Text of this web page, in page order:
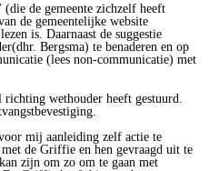
de gemeente zichzelf heeft
de gemeentelijke website
is. Daarnaast de suggestie
Bergsma) te benaderen en op
(lees non-communicatie) met
wethouder heeft gestuurd.
mij aanleiding zelf actie te
de Griffie en hen gevraagd uit te
zijn om zo om te gaan met